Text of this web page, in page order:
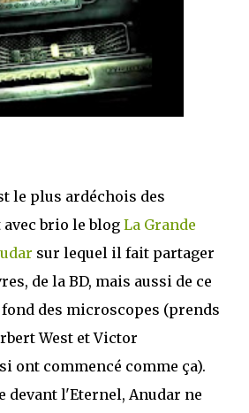
Olivier. Marlowe découvre une ville qu’il
la méfiance, la peur et le rigorisme de la Ligue,
de vieilles rancœurs. La Dame d...
le plus ardéchois des
brio le blog La Grande
sur lequel il fait partager
de la BD, mais aussi de ce
des microscopes (prends
West et Victor
ont commencé comme ça).
devant l'Eternel, Anudar ne